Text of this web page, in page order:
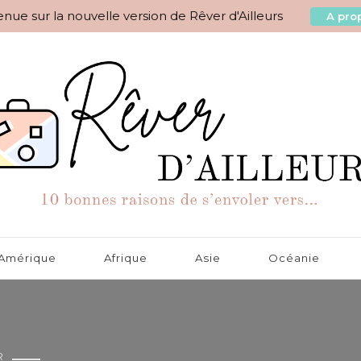
sur la nouvelle version de Rêver d'Ailleurs A
de s'envoler vers…
Afrique Asie Océanie